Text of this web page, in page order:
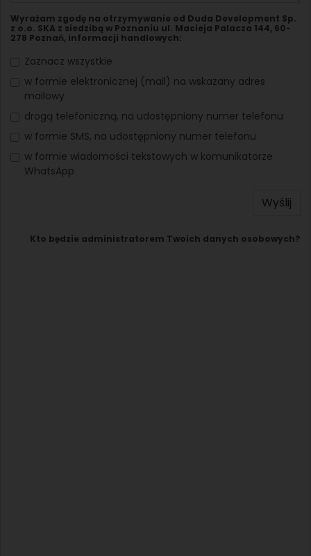
Wyrażam zgodę na otrzymywanie od Duda Development Sp.
z o.o. SKA z siedzibą w Poznaniu ul. Macieja Palacza 144, 60-
278 Poznań, informacji handlowych:
Zaznacz wszystkie
w formie elektronicznej (mail) na wskazany adres
mailowy
drogą telefoniczną, na udostępniony numer telefonu
w formie SMS, na udostępniony numer telefonu
w formie wiadomości tekstowych w komunikatorze
WhatsApp
Wyślij
Kto będzie administratorem Twoich danych osobowych?